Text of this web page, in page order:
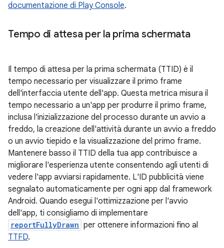
documentazione di Play Console.
Tempo di attesa per la prima schermata
Il tempo di attesa per la prima schermata (TTID) è il
tempo necessario per visualizzare il primo frame
dell'interfaccia utente dell'app. Questa metrica misura il
tempo necessario a un'app per produrre il primo frame,
inclusa l'inizializzazione del processo durante un avvio a
freddo, la creazione dell'attività durante un avvio a freddo
o un avvio tiepido e la visualizzazione del primo frame.
Mantenere basso il TTID della tua app contribuisce a
migliorare l'esperienza utente consentendo agli utenti di
vedere l'app avviarsi rapidamente. L'ID pubblicità viene
segnalato automaticamente per ogni app dal framework
Android. Quando esegui l'ottimizzazione per l'avvio
dell'app, ti consigliamo di implementare
reportFullyDrawn per ottenere informazioni fino al
TTFD.